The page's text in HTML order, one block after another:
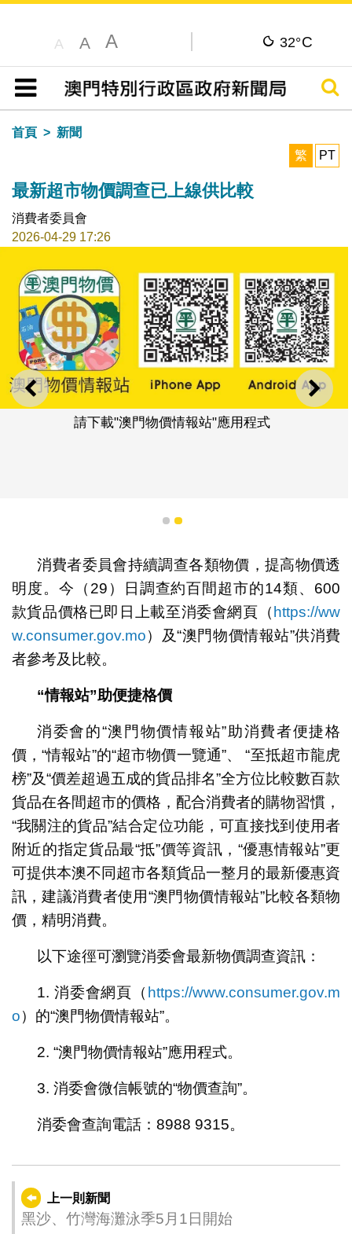
A A A 32°C
目錄
搜尋
首頁
新聞
繁
PT
最新超市物價調查已上線供比較
消費者委員會
2026-04-29 17:26
上一則 下一
請下載"澳門物價情報站"應用程式
1 2
消費者委員會持續調查各類物價，提高物價透
明度。今（29）日調查約百間超市的14類、600
款貨品價格已即日上載至消委會網頁（ https://ww
w.consumer.gov.mo）及“澳門物價情報站”供消費
者參考及比較。
“情報站”助便捷格價
消委會的“澳門物價情報站”助消費者便捷格
價，“情報站”的“超市物價一覽通”、 “至抵超市龍虎
榜”及“價差超過五成的貨品排名”全方位比較數百款
貨品在各間超市的價格，配合消費者的購物習慣，
“我關注的貨品”結合定位功能，可直接找到使用者
附近的指定貨品最“抵”價等資訊，“優惠情報站”更
可提供本澳不同超市各類貨品一整月的最新優惠資
訊，建議消費者使用“澳門物價情報站”比較各類物
價，精明消費。
以下途徑可瀏覽消委會最新物價調查資訊：
1. 消委會網頁（ https://www.consumer.gov.m
o）的“澳門物價情報站”。
2. “澳門物價情報站”應用程式。
3. 消委會微信帳號的“物價查詢”。
消委會查詢電話：8988 9315。
上一則新聞
黑沙、竹灣海灘泳季5月1日開始